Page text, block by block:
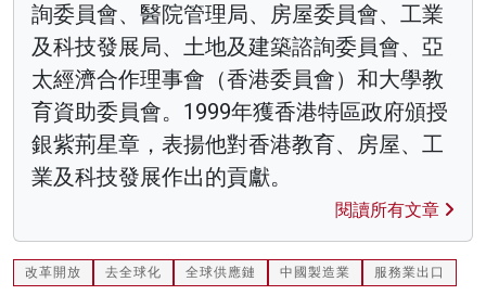
詢委員會、醫院管理局、房屋委員會、工業
及科技發展局、土地及建築諮詢委員會、亞
太經濟合作理事會（香港委員會）和大學教
育資助委員會。1999年獲香港特區政府頒授
銀紫荊星章，表揚他對香港教育、房屋、工
業及科技發展作出的貢獻。
閱讀所有文章
改革開放 去全球化 全球供應鏈 中國製造業 服務業出口